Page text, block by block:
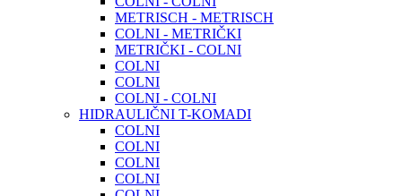
METRISCH - METRISCH
COLNI - METRIČKI
METRIČKI - COLNI
COLNI
COLNI
COLNI - COLNI
HIDRAULIČNI T-KOMADI
COLNI
COLNI
COLNI
COLNI